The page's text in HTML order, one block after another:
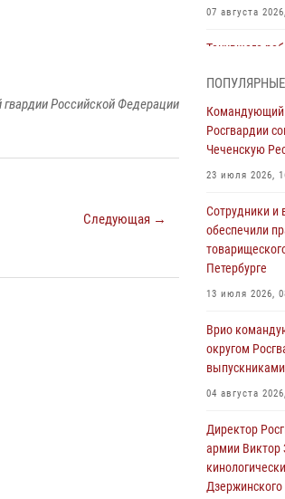
Российской Федерации
Следующая →
07 августа
Тонувшего
Юные гости из
07 августа
Ветеран
Иван Пияшев
армии с
07 августа
округу
Кузнецова
07 августа
подняться на
Санкт-
07 августа
Командующий
Росгвардии
Чеченскую
23 июля 2026,
Сотрудники и
обеспечили
Петербурге
13 июля 2026,
Врио
округом
04 августа
Директор
армии Виктор